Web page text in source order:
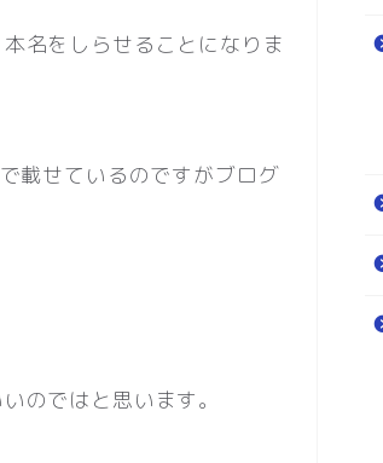
名をしらせることになりま
載せているのですがブログ
のではと思います。